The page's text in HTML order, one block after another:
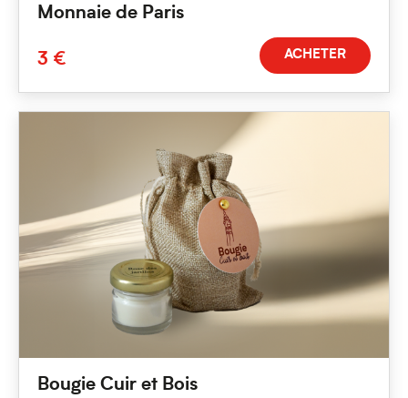
Monnaie de Paris
3 € ACHETER
Bougie Cuir et Bois